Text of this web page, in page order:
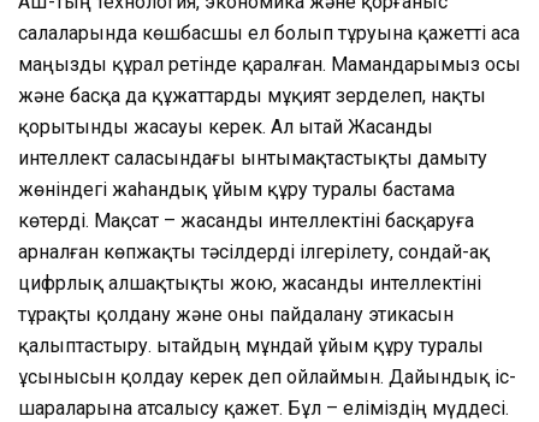
салаларында көшбасшы ел болып тұруына қажетті аса
маңызды құрал ретінде қаралған. Мамандарымыз осы
және басқа да құжаттарды мұқият зерделеп, нақты
қорытынды жасауы керек. Ал Қытай Жасанды
интеллект саласындағы ынтымақтастықты дамыту
жөніндегі жаһандық ұйым құру туралы бастама
көтерді. Мақсат – жасанды интеллектіні басқаруға
арналған көпжақты тәсілдерді ілгерілету, сондай-ақ
цифрлық алшақтықты жою, жасанды интеллектіні
тұрақты қолдану және оны пайдалану этикасын
қалыптастыру. Қытайдың мұндай ұйым құру туралы
ұсынысын қолдау керек деп ойлаймын. Дайындық іс-
шараларына атсалысу қажет. Бұл – еліміздің мүддесі.